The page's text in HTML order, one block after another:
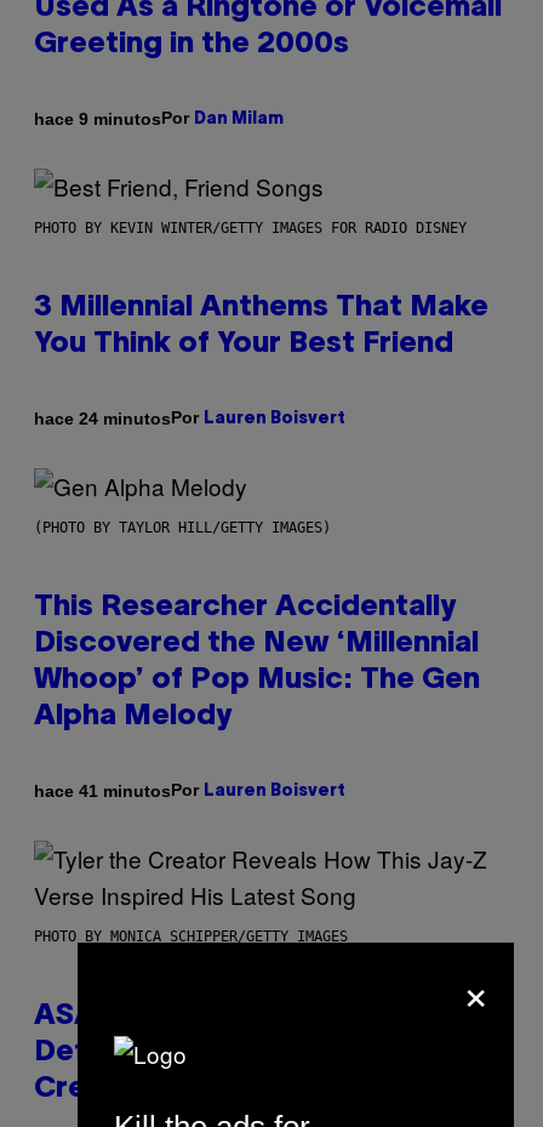
Used As a Ringtone or Voicemail
Greeting in the 2000s
hace 9 minutosPor Dan Milam
PHOTO BY KEVIN WINTER/GETTY IMAGES FOR RADIO DISNEY
3 Millennial Anthems That Make
You Think of Your Best Friend
hace 24 minutosPor Lauren Boisvert
(PHOTO BY TAYLOR HILL/GETTY IMAGES)
This Researcher Accidentally
Discovered the New ‘Millennial
Whoop’ of Pop Music: The Gen
Alpha Melody
hace 41 minutosPor Lauren Boisvert
PHOTO BY MONICA SCHIPPER/GETTY IMAGES
ASAP Rocky Seemingly Gives
Definitive Answer on Tyler, The
Creator’s Sexuality
×